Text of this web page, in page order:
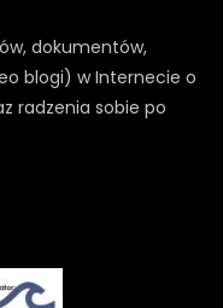
dokumentów,
blogi) w Internecie o
radzenia sobie po